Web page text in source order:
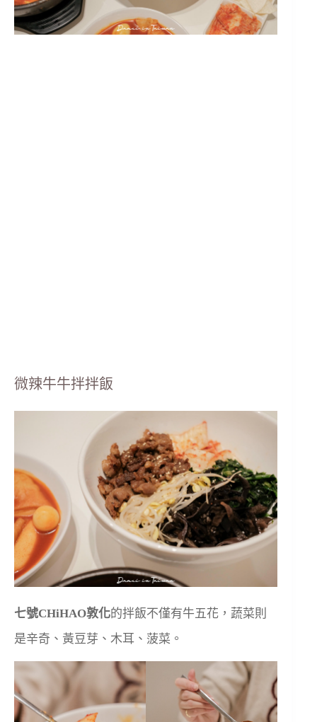
微辣牛牛拌拌飯
七號CHiHAO敦化的拌飯不僅有牛五花，蔬菜則
是辛奇、黃豆芽、木耳、菠菜。